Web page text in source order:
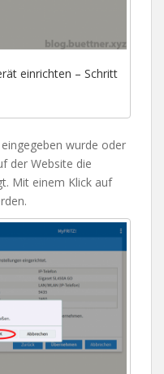
einrichten – Schritt
wurde oder
der Website die
Mit einem Klick auf